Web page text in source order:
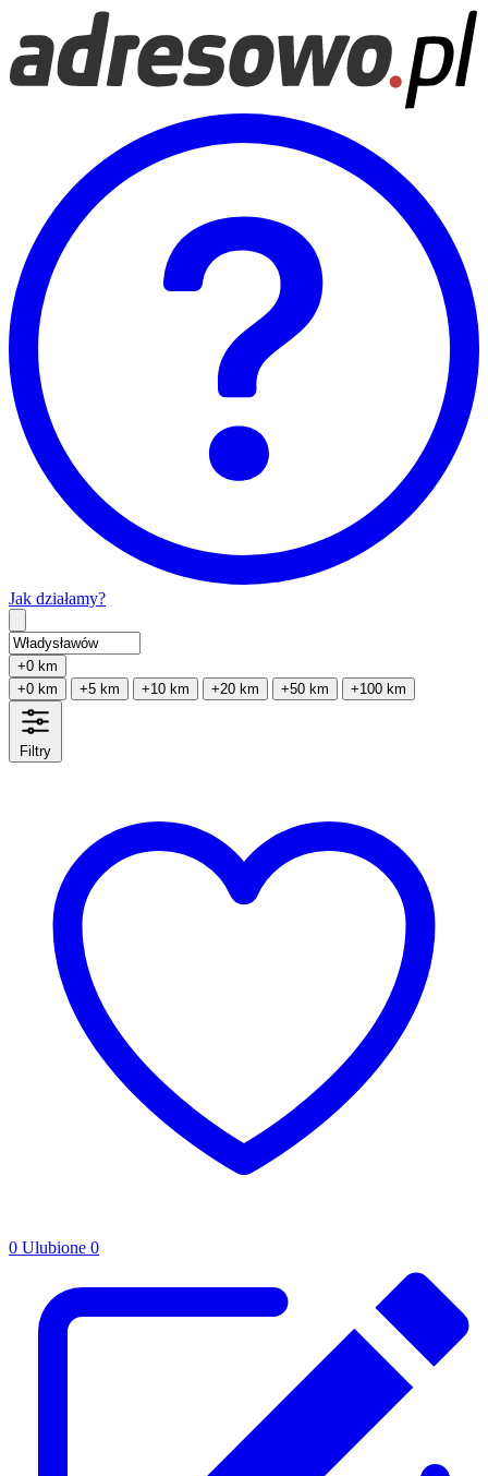
Jak działamy?
+0 km
+0 km
+5 km +10 km +20 km +50 km +100 km
Filtry
0 Ulubione 0